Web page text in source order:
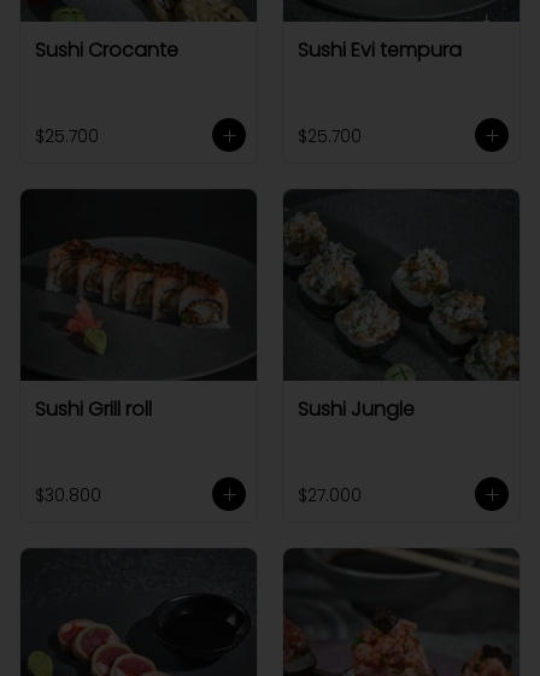
Sushi Crocante
$25.700
Sushi Evi tempura
$25.700
Sushi Grill roll
$30.800
Sushi Jungle
$27.000